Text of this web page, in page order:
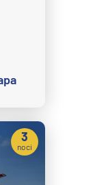
3
noci